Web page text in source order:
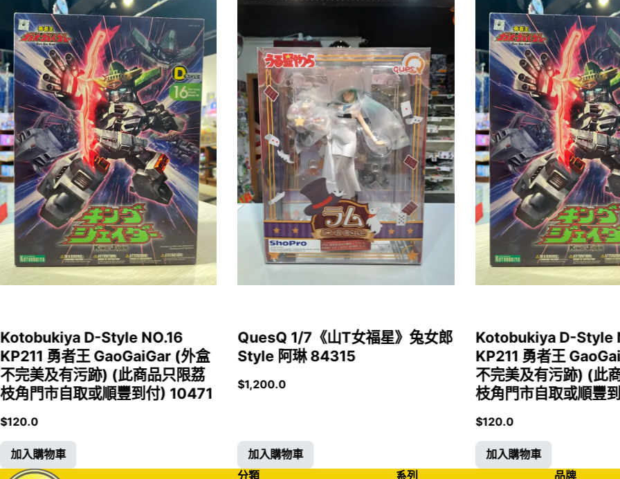
Kotobukiya D-Style NO.16
KP211 勇者王 GaoGaiGar (外盒
不完美及有污跡) (此商品只限荔
枝角門市自取或順豐到付) 10471
$120.0
加入購物車
QuesQ 1/7《山T女福星》兔女郎
Style 阿琳 84315
$1,200.0
加入購物車
Kotobukiya D-Style
KP211 勇者王
不完美及有污跡) (此
枝角門市自取或順豐
$120.0
加入購物車
分類
系列 品牌